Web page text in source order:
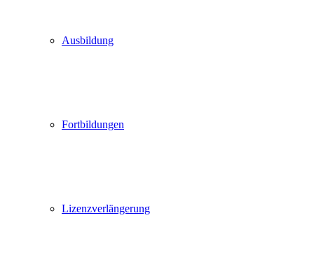
Ausbildung
Fortbildungen
Lizenzverlängerung